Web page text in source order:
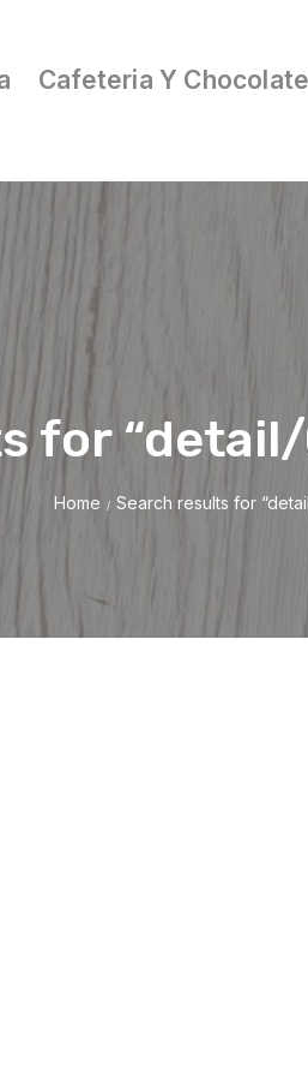
Cafeteria Y
for
Home / Search results for